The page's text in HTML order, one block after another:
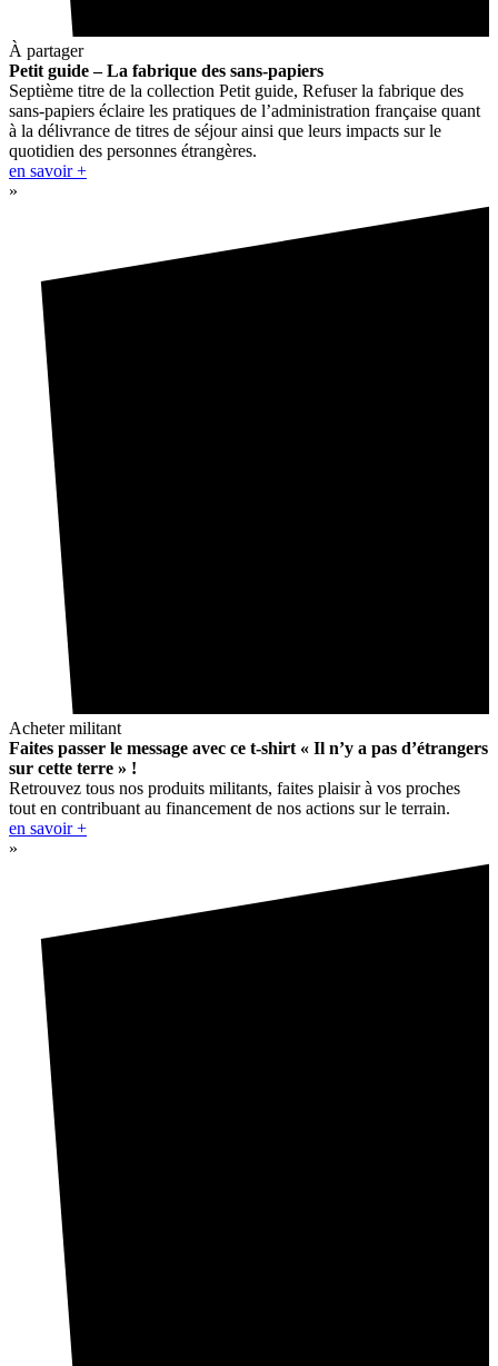
À partager
Petit guide – La fabrique des sans-papiers
Septième titre de la collection Petit guide, Refuser la fabrique des
sans-papiers éclaire les pratiques de l’administration française quant
à la délivrance de titres de séjour ainsi que leurs impacts sur le
quotidien des personnes étrangères.
en savoir +
»
Acheter militant
Faites passer le message avec ce t-shirt « Il n’y a pas d’étrangers
sur cette terre » !
Retrouvez tous nos produits militants, faites plaisir à vos proches
tout en contribuant au financement de nos actions sur le terrain.
en savoir +
»